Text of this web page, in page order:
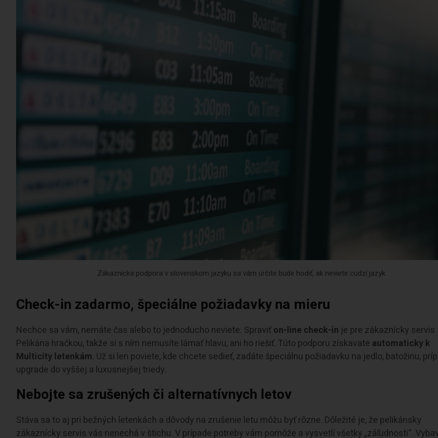
Zákaznícka podpora v slovenskom jazyku sa vám určite bude hodiť, ak neviete cudzí jazyk
Check-in zadarmo, špeciálne požiadavky na mieru
Nechce sa vám, nemáte čas alebo to jednoducho neviete. Spraviťon-line check-in je pre zákaznícky servis
Pelikána hračkou, takže si s ním nemusíte lámať hlavu, ani ho riešiť. Túto podporu získavate automaticky k
Multicity letenkám. Už si len poviete, kde chcete sedieť, zadáte špeciálnu požiadavku na jedlo, batožinu,
upgrade do vyššej a luxusnejšej triedy.
Nebojte sa zrušených či alternatívnych letov
Stáva sa to aj pri bežných letenkách a dôvody na zrušenie letu môžu byť rôzne. Dôležité je, že pelikánsky
zákaznícky servis vás nenechá v štichu. V prípade potreby vám pomôže a vysvetlí všetky „záľudnosti“.